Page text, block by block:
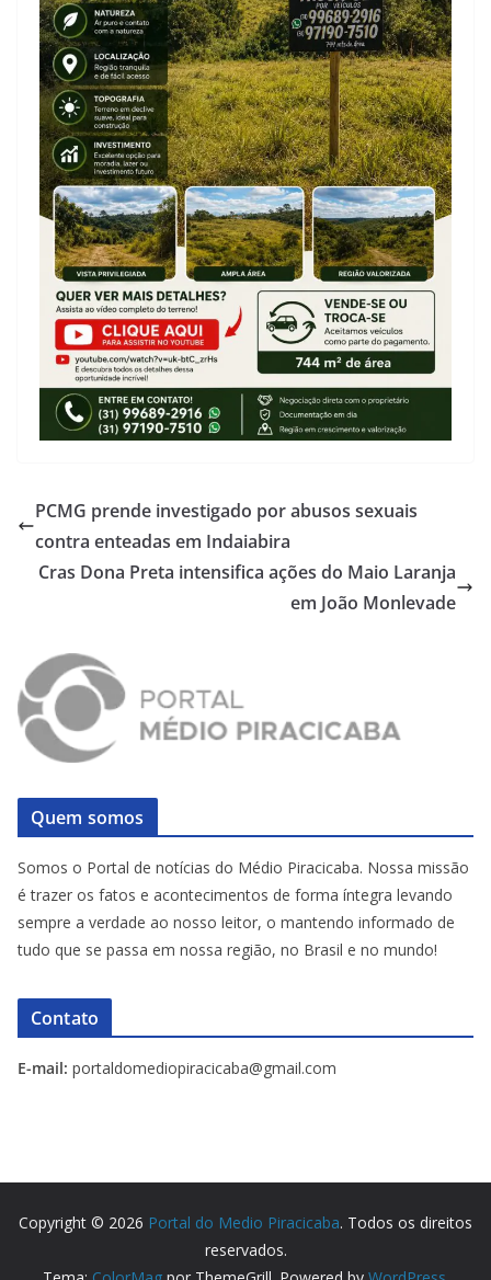
PCMG prende investigado por abusos sexuais
contra enteadas em Indaiabira
Cras Dona Preta intensifica ações do Maio Laranja
em João Monlevade
Quem somos
Somos o Portal de notícias do Médio Piracicaba. Nossa missão
é trazer os fatos e acontecimentos de forma íntegra levando
sempre a verdade ao nosso leitor, o mantendo informado de
tudo que se passa em nossa região, no Brasil e no mundo!
Contato
E-mail: portaldomediopiracicaba@gmail.com
Copyright © 2026 Portal do Medio Piracicaba. Todos os direitos
reservados.